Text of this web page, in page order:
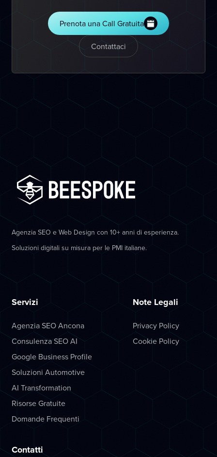
Prenota una Call Gratuita
Contattaci
Agenzia SEO e Web Design con 10+ anni di esperienza.
Soluzioni digitali su misura per le PMI italiane.
Servizi
Agenzia SEO Ancona
Consulenza SEO AI
Google Business Profile
Soluzioni Automotive
AI Transformation
Risorse Gratuite
Domande Frequenti
Note Legali
Privacy Policy
Cookie Policy
Contatti